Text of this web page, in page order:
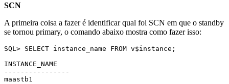
SCN
A primeira coisa a fazer é identificar qual foi SCN em que o standby
se tornou primary, o comando abaixo mostra como fazer isso:
SQL> SELECT instance_name FROM v$instance;
INSTANCE_NAME
----------------
maastb1